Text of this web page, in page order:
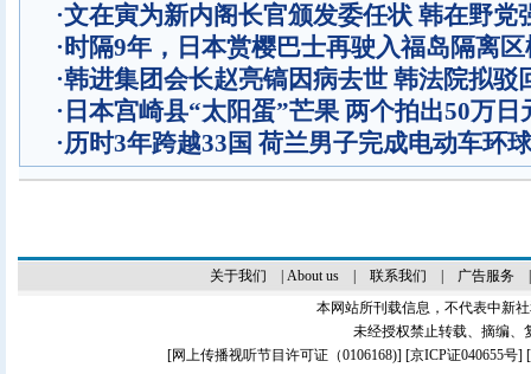
·文在寅为新内阁长官颁发委任状 韩在野党
·时隔9年，日本赏樱巴士再驶入福岛隔离
·韩进集团会长赵亮镐因病去世 韩法院拟驳
· 日本宫崎县“太阳蛋”芒果 两个拍出50万日
·历时3年跨越33国 荷兰男子完成电动车环
关于我们 About us| 联系我们 广告服务
本网站所刊载信息，不代表中新
未经授权禁止转载、摘编、
[网上传播视听节目许可证（0106168)] [京ICP证040655号]